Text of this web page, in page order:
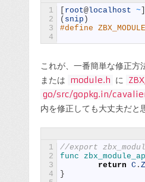
1
2
3
4
root@localhost ~
( snip )
#define
これが、一番簡単な修正方
または module.h に
go/src/gopkg.in/
内を修正しても大丈夫だと
1
2
3
4
//export
func
return C .
}